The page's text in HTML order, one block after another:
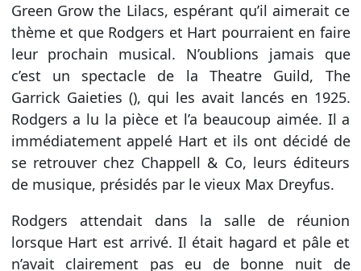
Green Grow the Lilacs, espérant qu’il aimerait ce
thème et que Rodgers et Hart pourraient en faire
leur prochain musical. N’oublions jamais que
c’est un spectacle de la Theatre Guild, The
Garrick Gaieties (), qui les avait lancés en 1925.
Rodgers a lu la pièce et l’a beaucoup aimée. Il a
immédiatement appelé Hart et ils ont décidé de
se retrouver chez Chappell & Co, leurs éditeurs
de musique, présidés par le vieux Max Dreyfus.
Rodgers attendait dans la salle de réunion
lorsque Hart est arrivé. Il était hagard et pâle et
n’avait clairement pas eu de bonne nuit de